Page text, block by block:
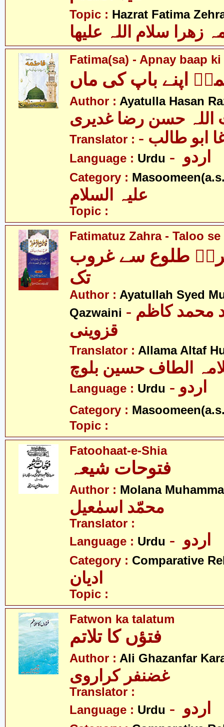
Topic : Hazrat Fatima
زھرا سلام اللہ علیھا
Fatima(sa) - Apnay baap ki
اپنے باپ کی ماں
Author : Ayatulla Hasan
اللہ حسن رضا غدیری
Translator : ابو طالب
Language : Urdu
Category :
Topic :
Fatimatuz Zahra - Taloo
طلوع سے غروب
تک
Author : Ayatullah Syed
Qazwaini - آیت اللہ سید محمد کاظم
قزوینی
Translator : Allama Altaf
الطاف حسین بلوچ
Language : Urdu - اردو
Category :
Topic :
Fatoohaat-e-Shia
فتوحات شیعہ
Author : Molana
محمّد اسمٰعیل
Translator :
Language : Urdu
Category : Comparative
ادیان
Topic :
Fatwon ka talatum
فتؤں کا تلاتم
Author : Ali Ghazanfar
غضنفر کراروی
Translator :
Language : Urdu